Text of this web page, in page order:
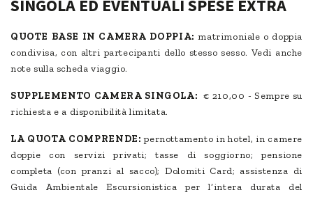
SINGOLA ED EVENTUALI SPESE EXTRA
QUOTE BASE IN CAMERA DOPPIA: matrimoniale o doppia
condivisa, con altri partecipanti dello stesso sesso. Vedi anche
note sulla scheda viaggio.
SUPPLEMENTO CAMERA SINGOLA: € 210,00 - Sempre su
richiesta e a disponibilità limitata.
LA QUOTA COMPRENDE: pernottamento in hotel, in camere
doppie con servizi privati; tasse di soggiorno; pensione
completa (con pranzi al sacco); Dolomiti Card; assistenza di
Guida Ambientale Escursionistica per l’intera durata del